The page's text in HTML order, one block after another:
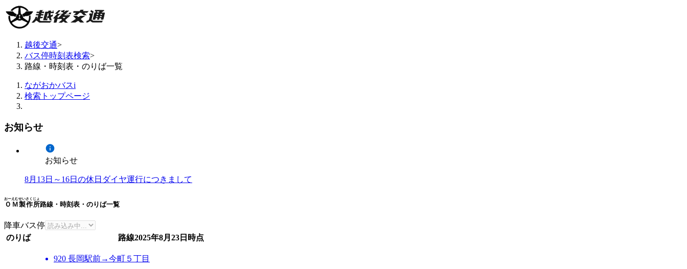
越後交通>
バス停時刻表検索>
路線・時刻表・のりば一覧
ながおかバスi
検索トップページ
お知らせ
お知らせ
8月13日～16日の休日ダイヤ運行につきまして
ＯＭ製作所
おーえむせいさくじょ
路線・時刻表・のりば一覧
降車バス停
のりば
路線2025年8月23日 時点
920 長岡駅前→今町５丁目